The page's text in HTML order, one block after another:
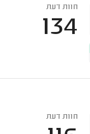
חוות דעת
134
חוות דעת